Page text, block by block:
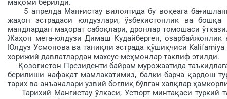
мақоми берилди.
5 апрелда Манғистау вилоятида бу во­қеага
жаҳон эстрадаси юлдузлари, ўзбекистонлик ва
мандлардан маҳорат сабоқлари, дронлар томошаси
Жаҳон мега-юлдузи Димаш Кудайберген, озарбайжонлик
Юлдуз Усмонова ва таниқли эстрада қўшиқчиси
хорижий давлатлардан махсус меҳмонлар таклиф этилди.
Қозоғистон Президенти байрам мурожаатида
берилиши нафақат мамлакатимиз, балки барча қардош
тарих ва анъаналари узвий боғлиқ бўлган халқлар
Тарихий Манғистау ўлкаси, Устюрт минтақаси туркий